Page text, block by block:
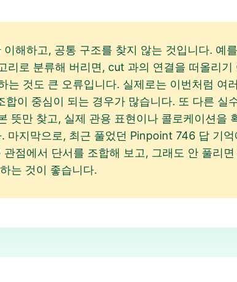
해하고, 공통 구조를 찾지 않는 것입니다. 예
로 분류해 버리면, cut 과의 연결을 떠올리기
것도 큰 오류입니다. 실제로는 이번처럼 여
이 중심이 되는 경우가 많습니다. 또 다른 실
만 찾고, 실제 관용 표현이나 콜로케이션을
지막으로, 최근 풀었던 Pinpoint 746 답 기억
점에서 단서를 조합해 보고, 그래도 안 풀리
는 것이 좋습니다.